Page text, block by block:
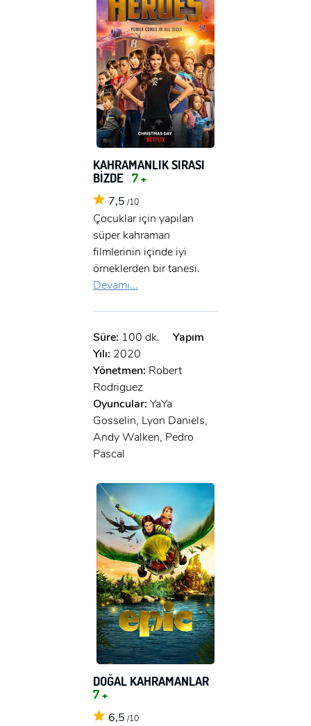
KAHRAMANLIK SIRASI
BİZDE 7 +
7,5 /10
Çocuklar için yapılan
süper kahraman
filmlerinin içinde iyi
örneklerden bir tanesi.
Devamı...
Süre: 100 dk.
Yapım
Yılı: 2020
Yönetmen: Robert
Rodriguez
Oyuncular: YaYa
Gosselin, Lyon Daniels,
Andy Walken, Pedro
Pascal
DOĞAL KAHRAMANLAR
7 +
6,5 /10